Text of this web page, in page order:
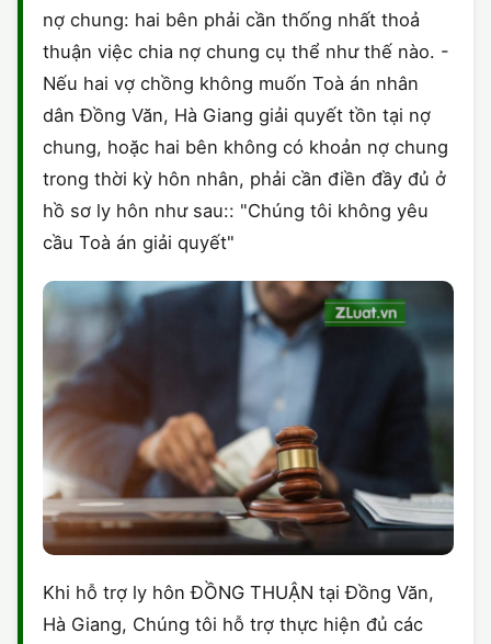
nợ chung: hai bên phải cần thống nhất thoả
thuận việc chia nợ chung cụ thể như thế nào. -
Nếu hai vợ chồng không muốn Toà án nhân
dân Đồng Văn, Hà Giang giải quyết tồn tại nợ
chung, hoặc hai bên không có khoản nợ chung
trong thời kỳ hôn nhân, phải cần điền đầy đủ ở
hồ sơ ly hôn như sau:: "Chúng tôi không yêu
cầu Toà án giải quyết"
Khi hỗ trợ ly hôn ĐỒNG THUẬN tại Đồng Văn,
Hà Giang, Chúng tôi hỗ trợ thực hiện đủ các